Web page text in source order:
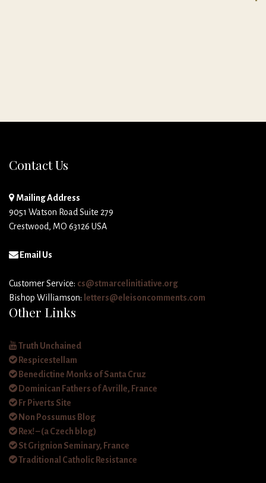
Contact Us
Mailing Address
9051 Watson Road Suite 279
Crestwood, MO 63126 USA
Email Us
Customer Service: cs@stmarcelinitiative.org
Bishop Williamson: letters@eleisoncomments.com
Other Links
Truth Unchained
Respicestellam
Benedictine Monks of Santa Cruz
Dominican Fathers of Avrille, France
Fr Piverts Site
Non Possumus Blog
Rex! – (a Czech blog)
St Grignion Seminary, France
Traditional Catholic Resistance